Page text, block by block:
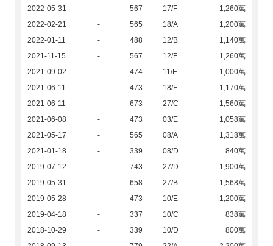
2022-05-31
- 567 17/F
1,260萬
2022-02-21
- 565 18/A
1,200萬
2022-01-11
- 488 12/B
1,140萬
2021-11-15
- 567 12/F
1,260萬
2021-09-02
- 474 11/E
1,000萬
2021-06-11
- 473 18/E
1,170萬
2021-06-11
- 673 27/C
1,560萬
2021-06-08
- 473 03/E
1,058萬
2021-05-17
- 565 08/A
1,318萬
2021-01-18
- 339 08/D
840萬
2019-07-12
- 743 27/D
1,900萬
2019-05-31
- 658 27/B
1,568萬
2019-05-28
- 473 10/E
1,200萬
2019-04-18
- 337 10/C
838萬
2018-10-29
- 339 10/D
800萬